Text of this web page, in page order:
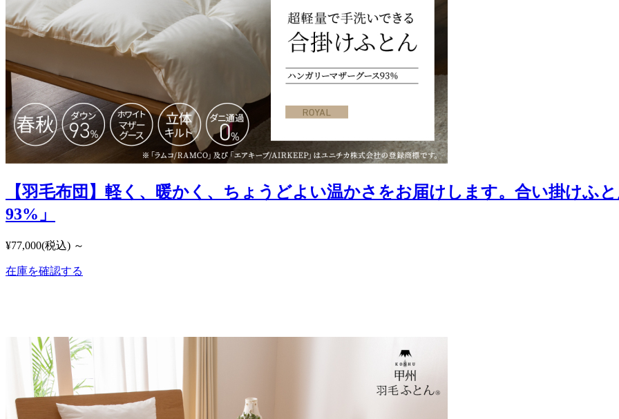
【羽毛布団】軽く、暖かく、ちょうどよい温かさをお届けします。合い掛けふ
93%」
¥77,000(税込) ～
在庫を確認する